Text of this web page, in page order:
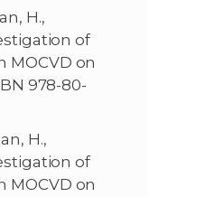
H.,
of
on
978-80-
H.,
of
on